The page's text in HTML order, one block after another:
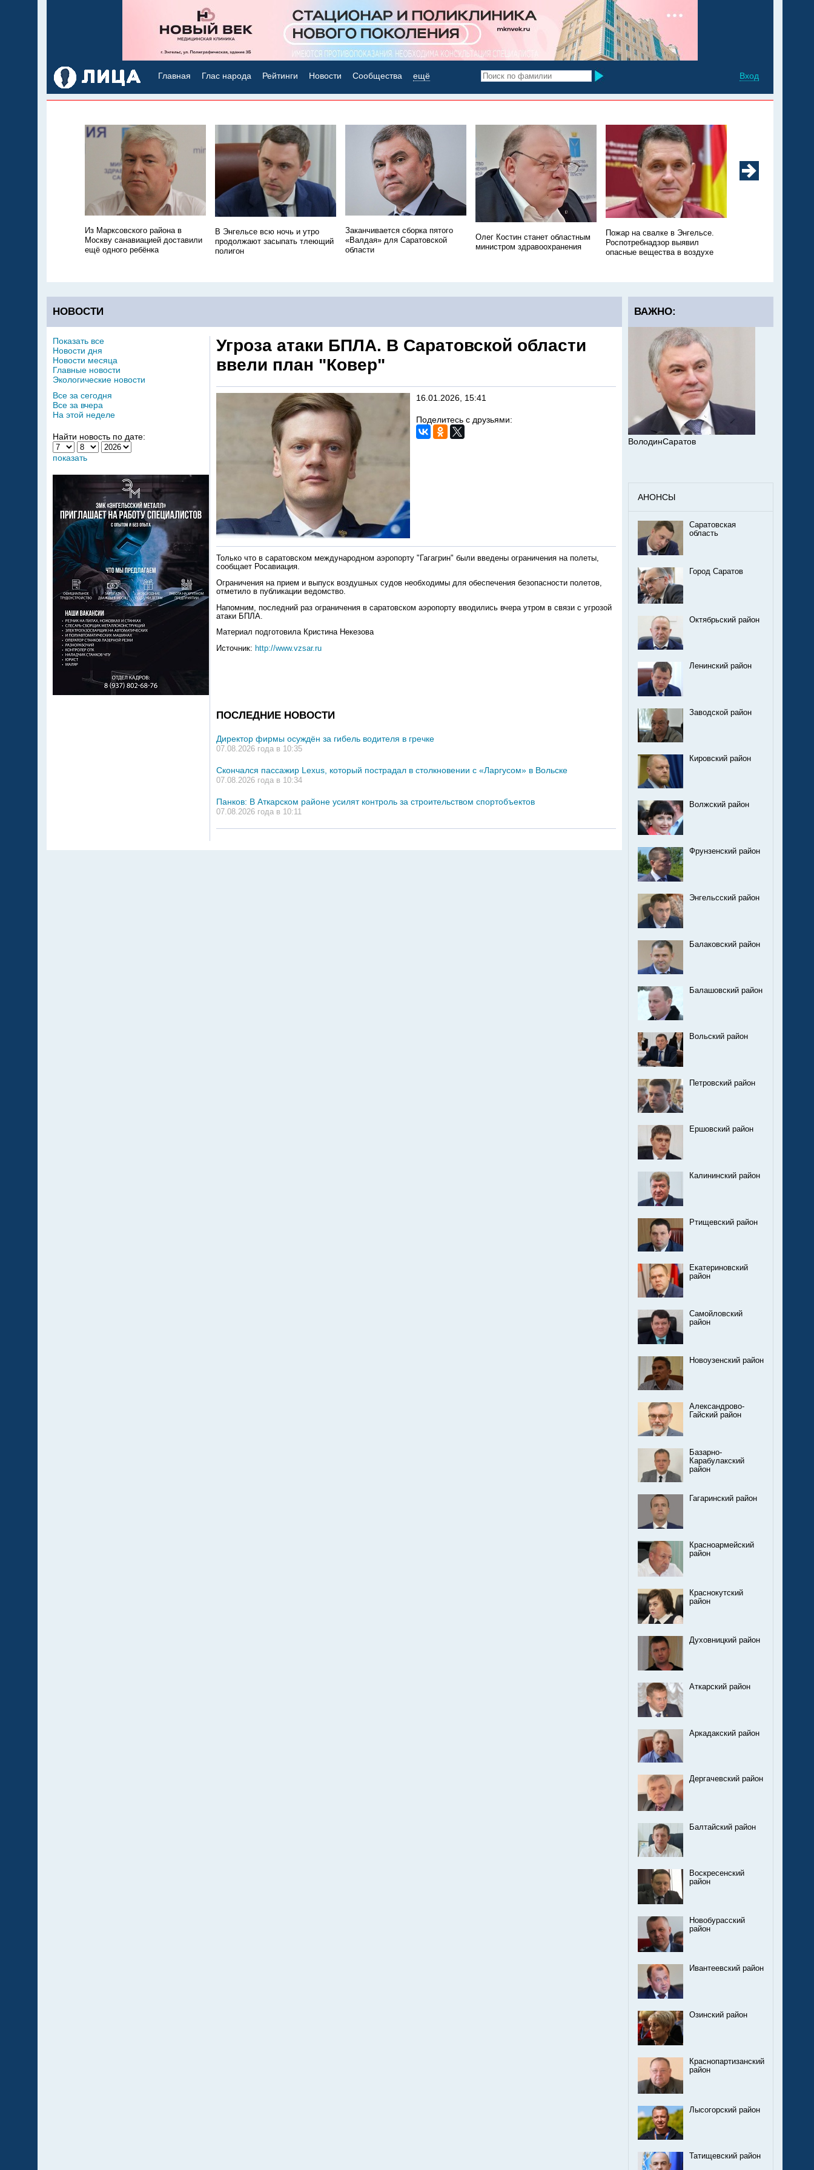
Вход
Главная Глас народа Рейтинги Новости Сообщества ещё
Из Марксовского района в
Москву санавиацией доставили
ещё одного ребёнка
В Энгельсе всю ночь и утро
продолжают засыпать тлеющий
полигон
Заканчивается сборка пятого
«Валдая» для Саратовской
области
Олег Костин станет областным
министром здравоохранения
Пожар на свалке в Энгельсе.
Роспотребнадзор выявил
опасные вещества в воздухе
НОВОСТИ
Угроза атаки БПЛА. В Саратовской области
ввели план "Ковер"
16.01.2026, 15:41
Поделитесь с друзьями:
Только что в саратовском международном аэропорту "Гагагрин" были введены ограничения на полеты,
сообщает Росавиация.
Ограничения на прием и выпуск воздушных судов необходимы для обеспечения безопасности полетов,
отметило в публикации ведомство.
Напомним, последний раз ограничения в саратовском аэропорту вводились вчера утром в связи с угрозой
атаки БПЛА.
Материал подготовила Кристина Некезова
Источник: http://www.vzsar.ru
ПОСЛЕДНИЕ НОВОСТИ
Директор фирмы осуждён за гибель водителя в гречке
07.08.2026 года в 10:35
Скончался пассажир Lexus, который пострадал в столкновении с «Ларгусом» в Вольске
07.08.2026 года в 10:34
Панков: В Аткарском районе усилят контроль за строительством спортобъектов
07.08.2026 года в 10:11
Показать все
Новости дня
Новости месяца
Главные новости
Экологические новости
Все за сегодня
Все за вчера
На этой неделе
Найти новость по дате:
показать
ВАЖНО:
ВолодинСаратов
АНОНСЫ
Саратовская
область
Город Саратов
Октябрьский район
Ленинский район
Заводской район
Кировский район
Волжский район
Фрунзенский район
Энгельсский район
Балаковский район
Балашовский район
Вольский район
Петровский район
Ершовский район
Калининский район
Ртищевский район
Екатериновский
район
Самойловский
район
Новоузенский район
Александрово-
Гайский район
Базарно-
Карабулакский
район
Гагаринский район
Красноармейский
район
Краснокутский
район
Духовницкий район
Аткарский район
Аркадакский район
Дергачевский район
Балтайский район
Воскресенский
район
Новобурасский
район
Ивантеевский район
Озинский район
Краснопартизанский
район
Лысогорский район
Татищевский район